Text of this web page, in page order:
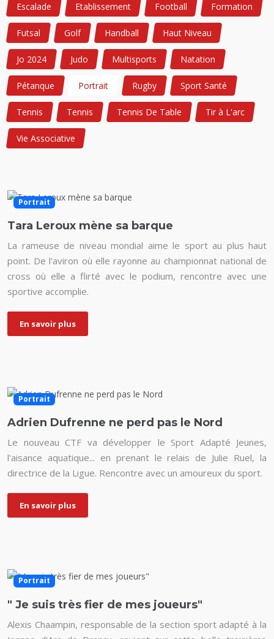
Escalade Etablissement Football Formation
Futsal Golf Handball Haut Niveau
Jo 2024 Judo Multisports Natation
Pétanque Portrait Rugby Sport Santé
Tennis Tennis Tennis De Table Tir à L'arc
Vie Associative
Portrait
Tara Leroux mène sa barque
La rameuse de niveau mondial aime le sport au plus haut
point. De l'aviron où elle rayonne au championnat national de
cross où elle a flirté avec le podium, rencontre avec une
sportive accomplie.
En savoir plus
Portrait
Adrien Dufrenne ne perd pas le Nord
Le nouveau CTF va développer le Sport Adapté Jeunes,
l'aisance aquatique... en prenant le relais de Julie Ruel, la
directrice de la Ligue. Rencontre avec un amoureux du sport.
En savoir plus
Portrait
" Je suis très fier de mes joueurs"
Alexis Chaampin, responsable de la section sport adapté à la